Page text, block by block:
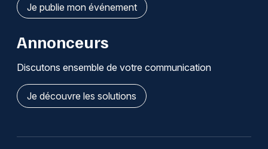
Je publie mon événement
Annonceurs
Discutons ensemble de votre communication
Je découvre les solutions